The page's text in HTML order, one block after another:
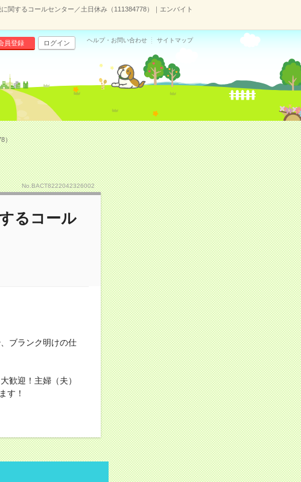
関するコールセンター／土日休み（111384778）｜エンバイト
員登録 ログイン ヘルプ・お問い合わせ サイトマップ
）
No.BACT8222042326002
るコール
ブランク明けの仕
歓迎！主婦（夫）
す！